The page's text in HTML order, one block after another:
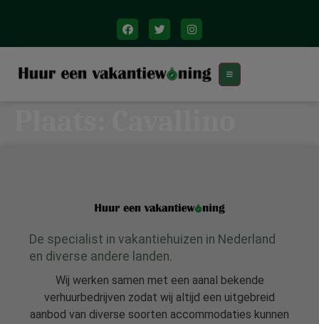
De specialist in vakantiehuizen in Nederland
en diverse andere landen.
Wij werken samen met een aanal bekende
verhuurbedrijven zodat wij altijd een uitgebreid
aanbod van diverse soorten accommodaties kunnen